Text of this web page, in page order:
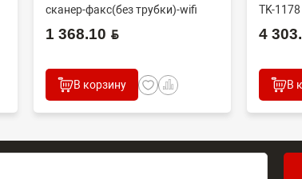
сканер-факс(без трубки)-wifi
1 368.10 BYN
В корзину
TK-1178
4
В